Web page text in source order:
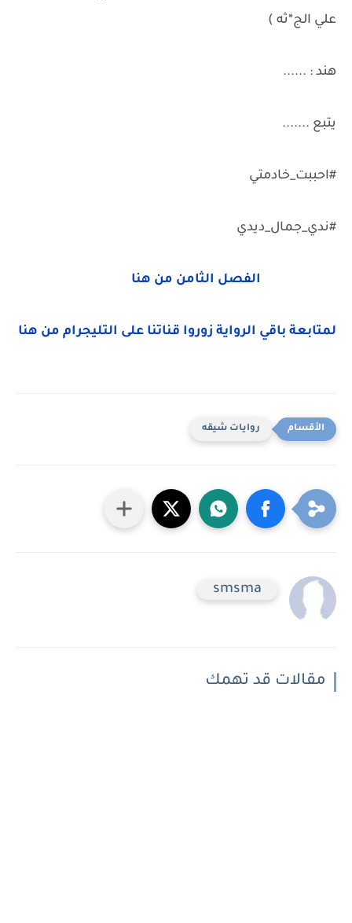
علي الج*ثه )
هند : ......
يتبع .......
#احببت_خادمتي
#ندي_جمال_ديدي
الفصل الثامن من هنا
لمتابعة باقي الرواية زوروا قناتنا على التليجرام من هنا
روايات شيقه
smsma
مقالات قد تهمك